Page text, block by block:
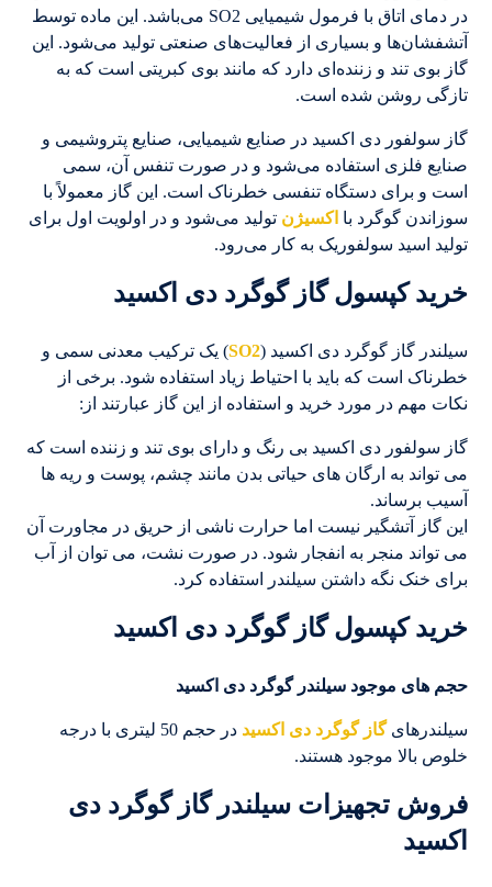
در دمای اتاق با فرمول شیمیایی SO2 می‌باشد. این ماده توسط
آتشفشان‌ها و بسیاری از فعالیت‌های صنعتی تولید می‌شود. این
گاز بوی تند و زننده‌ای دارد که مانند بوی کبریتی است که به
تازگی روشن شده است.
گاز سولفور دی اکسید در صنایع شیمیایی، صنایع پتروشیمی و
صنایع فلزی استفاده می‌شود و در صورت تنفس آن، سمی
است و برای دستگاه تنفسی خطرناک است. این گاز معمولاً با
سوزاندن گوگرد با اکسیژن تولید می‌شود و در اولویت اول برای
تولید اسید سولفوریک به کار می‌رود.
خرید کپسول گاز گوگرد دی اکسید
سیلندر گاز گوگرد دی اکسید (SO2) یک ترکیب معدنی سمی و
خطرناک است که باید با احتیاط زیاد استفاده شود. برخی از
نکات مهم در مورد خرید و استفاده از این گاز عبارتند از:
گاز سولفور دی اکسید بی رنگ و دارای بوی تند و زننده است که
می تواند به ارگان های حیاتی بدن مانند چشم، پوست و ریه ها
آسیب برساند.
این گاز آتشگیر نیست اما حرارت ناشی از حریق در مجاورت آن
می تواند منجر به انفجار شود. در صورت نشت، می توان از آب
برای خنک نگه داشتن سیلندر استفاده کرد.
خرید کپسول گاز گوگرد دی اکسید
حجم های موجود سیلندر گوگرد دی اکسید
سیلندرهایگاز گوگرد دی اکسید
در حجم 50 لیتری با درجه
خلوص بالا موجود هستند.
فروش تجهیزات سیلندر گاز گوگرد دی
اکسید